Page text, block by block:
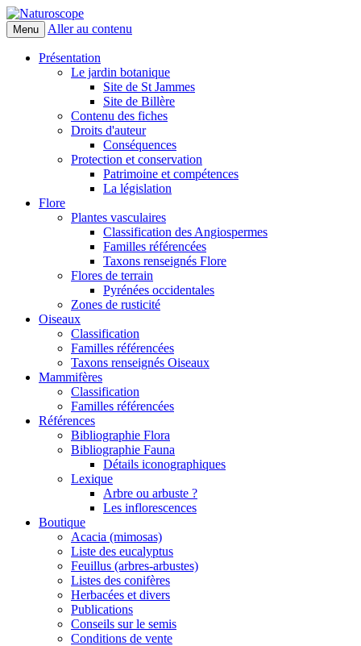
Naturoscope
Menu Aller au contenu
Présentation
Le jardin botanique
Site de St Jammes
Site de Billère
Contenu des fiches
Droits d'auteur
Conséquences
Protection et conservation
Patrimoine et compétences
La législation
Flore
Plantes vasculaires
Classification des Angiospermes
Familles référencées
Taxons renseignés Flore
Flores de terrain
Pyrénées occidentales
Zones de rusticité
Oiseaux
Classification
Familles référencées
Taxons renseignés Oiseaux
Mammifères
Classification
Familles référencées
Références
Bibliographie Flora
Bibliographie Fauna
Détails iconographiques
Lexique
Arbre ou arbuste ?
Les inflorescences
Boutique
Acacia (mimosas)
Liste des eucalyptus
Feuillus (arbres-arbustes)
Listes des conifères
Herbacées et divers
Publications
Conseils sur le semis
Conditions de vente